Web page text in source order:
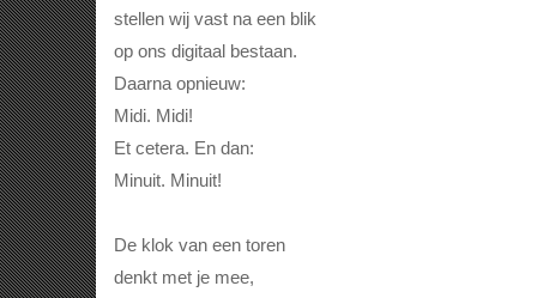
stellen wij vast na een blik
op ons digitaal bestaan.
Daarna opnieuw:
Midi. Midi!
Et cetera. En dan:
Minuit. Minuit!
De klok van een toren
denkt met je mee,